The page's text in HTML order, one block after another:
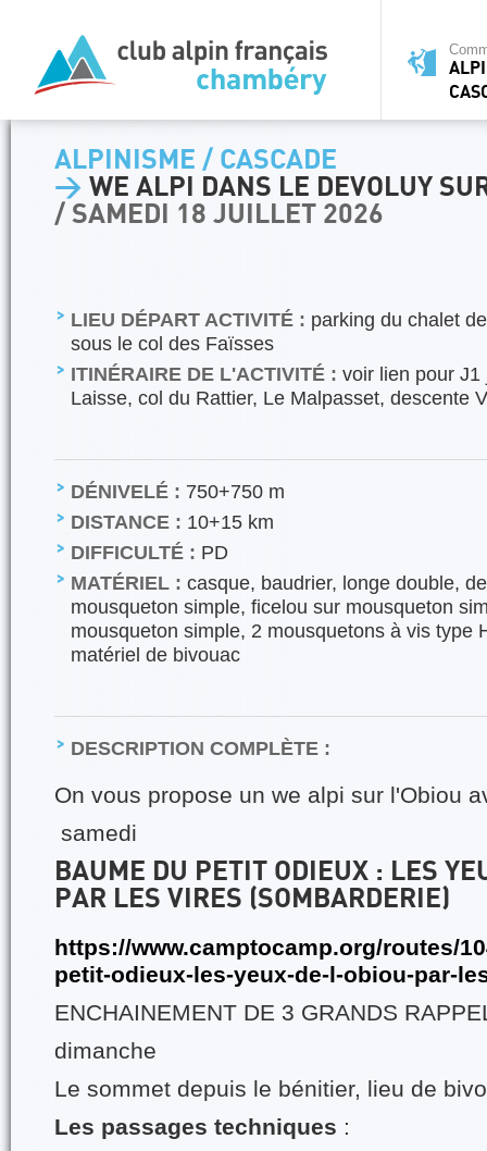
ALPINISME / CASCADE
> WE ALPI DANS LE DEVOLUY
/ SAMEDI 18 JUILLET 2026
LIEU DÉPART ACTIVITÉ : parking du chalet
sous le col des Faïsses
ITINÉRAIRE DE L'ACTIVITÉ : voir lien pour J1
Laisse, col du Rattier, Le Malpasset, descente
DÉNIVELÉ : 750+750 m
DISTANCE : 10+15 km
DIFFICULTÉ : PD
MATÉRIEL : casque, baudrier, longe double,
mousqueton simple, ficelou sur mousqueton
mousqueton simple, 2 mousquetons à vis type
matériel de bivouac
DESCRIPTION COMPLÈTE :
On vous propose un we alpi sur l'Obiou
samedi
BAUME DU PETIT ODIEUX : LES
PAR LES VIRES (SOMBARDERIE)
https://www.camptocamp.org/routes/
petit-odieux-les-yeux-de-l-obiou-par-
ENCHAINEMENT DE 3 GRANDS
dimanche
Le sommet depuis le bénitier, lieu de
Les passages techniques :